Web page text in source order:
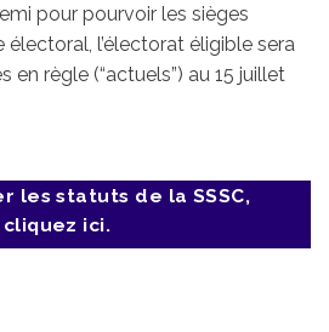
pour pourvoir les sièges
l’électorat éligible sera
en règle (“actuels”) au 15 juillet
les statuts de la SSSC,
cliquez ici.